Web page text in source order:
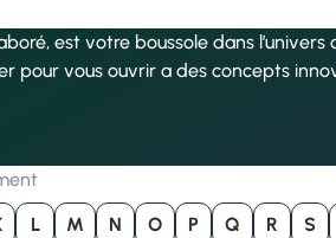
est votre boussole dans
pour vous ouvrir a des concepts
L M N O P Q R S